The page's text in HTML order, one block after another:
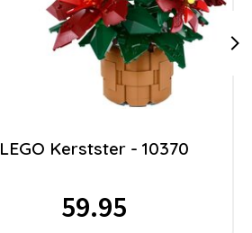
LEGO Kerstster - 10370
59.95